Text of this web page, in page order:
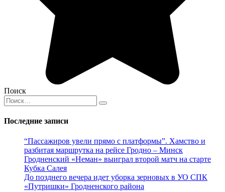
Поиск
Search
for:
Последние записи
“Пассажиров увели прямо с платформы”. Хамство и
разбитая маршрутка на рейсе Гродно – Минск
Гродненский «Неман» выиграл второй матч на старте
Кубка Салея
До позднего вечера идет уборка зерновых в УО СПК
«Путришки» Гродненского района